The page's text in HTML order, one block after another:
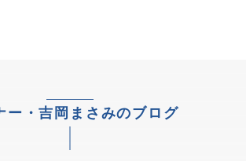
ー・吉岡まさみのブログ